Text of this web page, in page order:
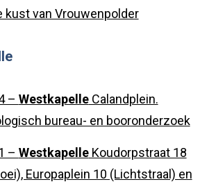
kust van Vrouwenpolder
– WestkapelleCalandplein.
bureau- en booronderzoek
– WestkapelleKoudorpstraat 18
Europaplein 10 (Lichtstraal) en